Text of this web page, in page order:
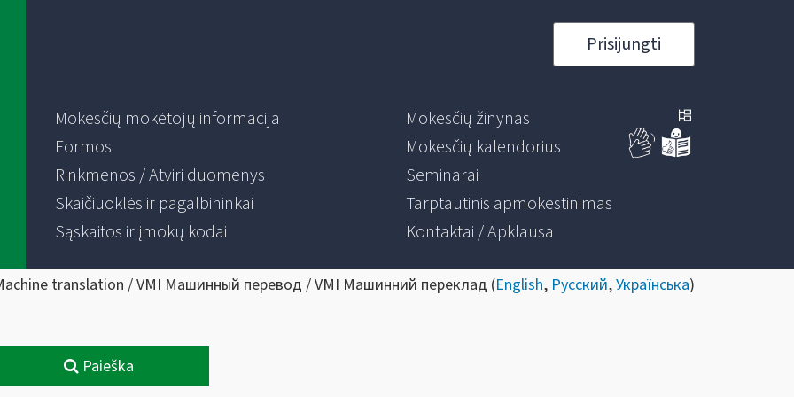
Prisijungti
Mokesčių mokėtojų informacija
Formos
Rinkmenos / Atviri duomenys
Skaičiuoklės ir pagalbininkai
Sąskaitos ir įmokų kodai
Mokesčių žinynas
Mokesčių kalendorius
Seminarai
Tarptautinis apmokestinimas
Kontaktai / Apklausa
translation / VMI Машинный перевод / VMI Машинний переклад (English, Русский,Українська)
Paieška